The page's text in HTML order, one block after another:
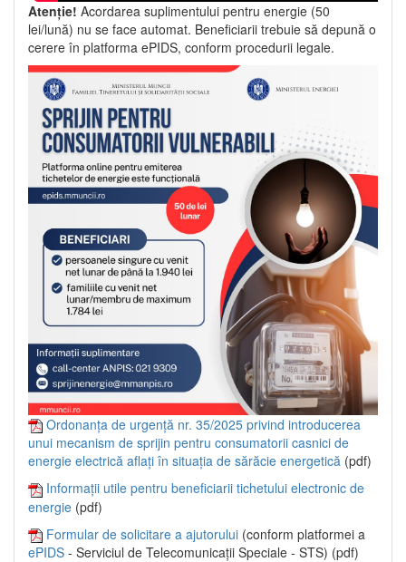
Atenție! Acordarea suplimentului pentru energie (50
lei/lună) nu se face automat. Beneficiarii trebuie să depună o
cerere în platforma ePIDS, conform procedurii legale.
Ordonanța de urgență nr. 35/2025 privind introducerea
unui mecanism de sprijin pentru consumatorii casnici de
energie electrică aflați în situația de sărăcie energetică (pdf)
Informații utile pentru beneficiarii tichetului electronic de
energie (pdf)
Formular de solicitare a ajutorului (conform platformei a
ePIDS - Serviciul de Telecomunicații Speciale - STS) (pdf)